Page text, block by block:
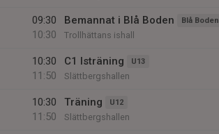
09:30
10:30
Bemannat i Blå Boden Blå Boden
Trollhättans ishall
10:30
11:50
C1 Isträning U13
Slättbergshallen
10:30
11:50
Träning U12
Slättbergshallen